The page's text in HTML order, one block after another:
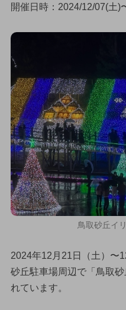
開催日時：2024/12/07(土)
鳥取砂丘イ
2024年12月21日（土）〜
砂丘駐車場周辺で「鳥取
れています。